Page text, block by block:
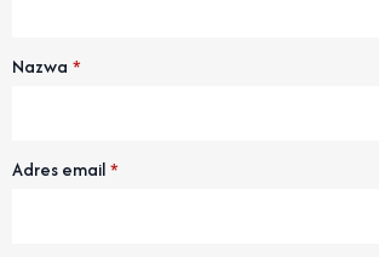
Nazwa *
Adres email*